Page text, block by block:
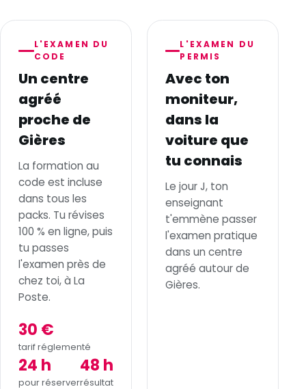
L'EXAMEN DU
CODE
Un centre
agréé
proche de
Gières
La formation au
code est incluse
dans tous les
packs. Tu révises
100 % en ligne, puis
tu passes
l'examen près de
chez toi, à La
Poste.
30 €
tarif réglementé
24 h
pour réserver
48 h
résultat
L'EXAMEN DU
PERMIS
Avec ton
moniteur,
dans la
voiture que
tu connais
Le jour J, ton
enseignant
t'emmène passer
l'examen pratique
dans un centre
agréé autour de
Gières.